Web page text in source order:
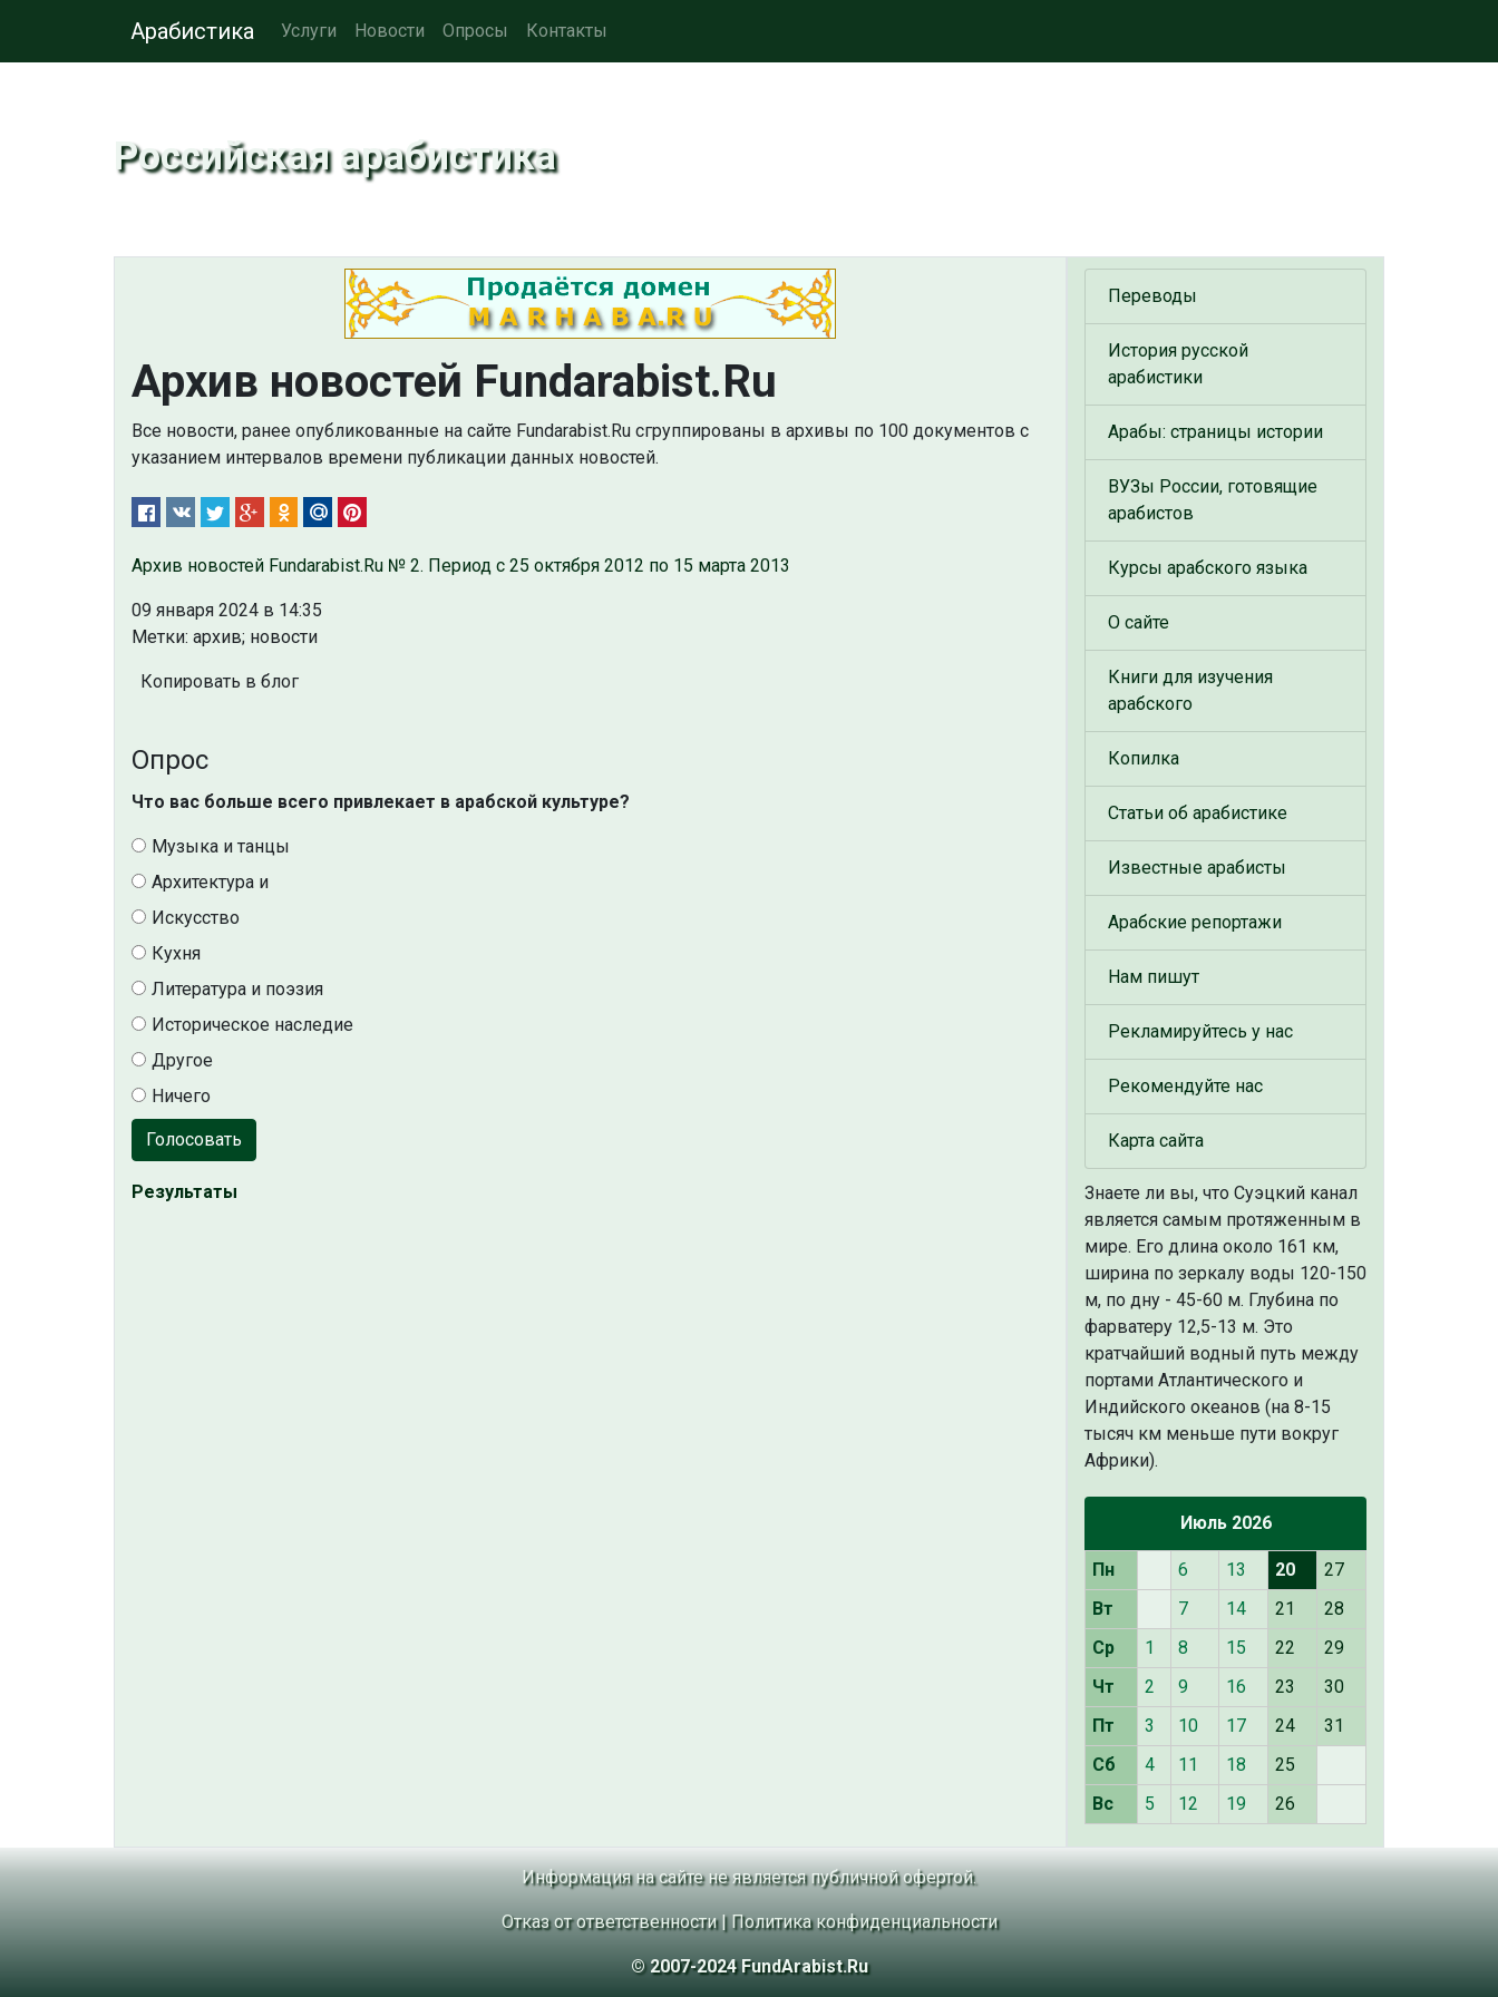
Арабистика Услуги Новости Опросы Контакты
Российская арабистика
Архив новостей Fundarabist.Ru
Все новости, ранее опубликованные на сайте Fundarabist.Ru сгруппированы в архивы по 100 документов с
указанием интервалов времени публикации данных новостей.
Архив новостей Fundarabist.Ru № 2. Период с 25 октября 2012 по 15 марта 2013
09 января 2024 в 14:35
Метки: архив; новости
Копировать в блог
Опрос
Что вас больше всего привлекает в арабской культуре?
Музыка и танцы
Архитектура и
Искусство
Кухня
Литература и поэзия
Историческое наследие
Другое
Ничего
Голосовать
Результаты
Переводы
История русской
арабистики
Арабы: страницы истории
ВУЗы России, готовящие
арабистов
Курсы арабского языка
О сайте
Книги для изучения
арабского
Копилка
Статьи об арабистике
Известные арабисты
Арабские репортажи
Нам пишут
Рекламируйтесь у нас
Рекомендуйте нас
Карта сайта
Знаете ли вы, что Суэцкий канал
является самым протяженным в
мире. Его длина около 161 км,
ширина по зеркалу воды 120-150
м, по дну - 45-60 м. Глубина по
фарватеру 12,5-13 м. Это
кратчайший водный путь между
портами Атлантического и
Индийского океанов (на 8-15
тысяч км меньше пути вокруг
Африки).
Июль 2026
Пн 6 13 20
27
Вт
7 14 21
28
Ср
1 8 15 22
29
Чт
2 9 16 23
30
Пт
3 10 17 24
31
Сб
4 11 18
25
Вс
5 12 19 26
Информация на сайте не является публичной офертой.
Отказ от ответственности|Политика конфиденциальности
© 2007-2024 FundArabist.Ru